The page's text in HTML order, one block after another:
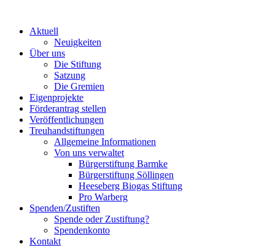
wechselnAktuell
Neuigkeiten
Über uns
Die Stiftung
Satzung
Die Gremien
Eigenprojekte
Förderantrag stellen
Veröffentlichungen
Treuhandstiftungen
Allgemeine Informationen
Von uns verwaltet
Bürgerstiftung Barmke
Bürgerstiftung Söllingen
Heeseberg Biogas Stiftung
Pro Warberg
Spenden/Zustiften
Spende oder Zustiftung?
Spendenkonto
Kontakt